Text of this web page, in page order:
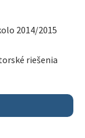
2014/2015
riešenia